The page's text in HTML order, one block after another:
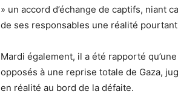
» un accord d’échange de captifs, niant
de ses responsables une réalité
Mardi également, il a été rapporté
opposés à une reprise totale de Gaza,
en réalité au bord de la défaite.